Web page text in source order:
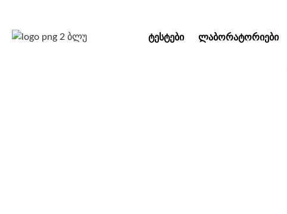
ᲢᲔᲡᲢᲔᲑᲘ ᲚᲐᲑᲝᲠᲐᲢᲝᲠᲘᲔᲑᲘ